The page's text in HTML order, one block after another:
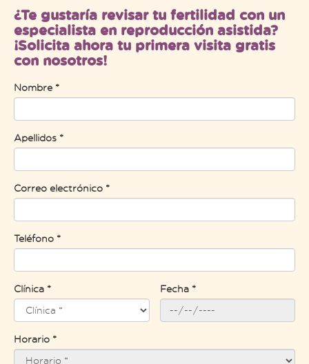
¿Te gustaría revisar tu fertilidad con un
especialista en reproducción asistida?
¡Solicita ahora tu primera visita gratis
con nosotros!
Nombre *
Apellidos *
Correo electrónico *
Teléfono *
Clínica * Fecha *
Horario *